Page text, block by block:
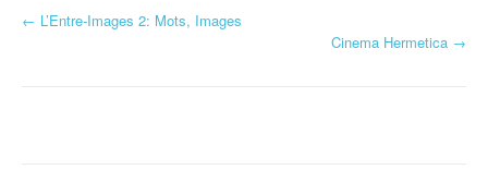
Navigation d'article
← L’Entre-Images 2: Mots, Images
Cinema Hermetica →